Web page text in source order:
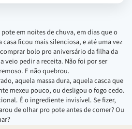
em noites de chuva, em dias que o
ficou mais silenciosa, e até uma vez
bolo pro aniversário da filha da
veio pedir a receita. Não foi por ser
E não quebrou.
aquela massa dura, aquela casca que
mexeu pouco, ou desligou o fogo cedo.
É o ingrediente invisível. Se fizer,
de olhar pro pote antes de comer? Ou